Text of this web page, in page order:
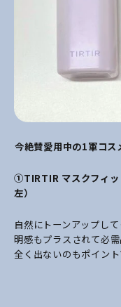
――今絶賛愛用中の1軍コ
①TIRTIR マスクフィッ
左）
自然にトーンアップし
明感もプラスされて必需
全く出ないのもポイント